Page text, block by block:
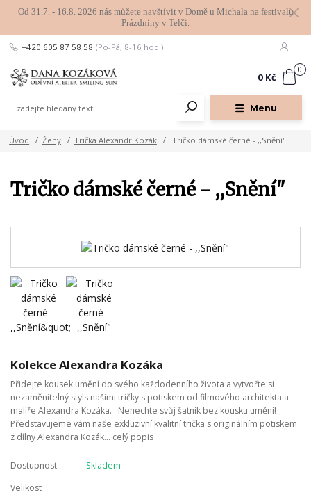
Od 31.7. - 16.8. 2026 nás můžete navštívit v Domě u Michala na festivalu
Prázdniny v Telči.
Menu
+420 605 87 58 58 (Po-Pá, 8-16 hod.)
0
0 Kč
Úvod Ženy Trička Alexandr Kozák Tričko dámské černé - ,,Snění"
Tričko dámské černé - ,,Snění"
Kolekce Alexandra Kozáka
Přidejte kousek umění do svého každodenního života a vytvořte si
nezaměnitelný styls našimi tričky s potiskem od filmového architekta a
malíře Alexandra Kozáka. Nenechte svůj šatník bez kousku umění!
Představujeme vám naše exkluzivní kvalitní trička s originálním potiskem
z dílny Alexandra Kozák... celý popis
Dostupnost
Skladem
Velikost